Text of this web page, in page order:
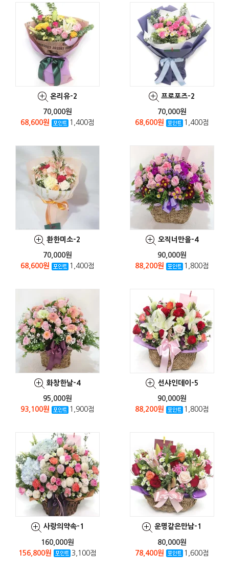
온리유-2
70,000원
68,600원
1,400점
프로포즈-2
70,000원
68,600원
1,400점
환한미소-2
70,000원
68,600원
1,400점
오직너만을-4
90,000원
88,200원
1,800점
화창한날-4
95,000원
93,100원
1,900점
선샤인데이-5
90,000원
88,200원
1,800점
사랑의약속-1
160,000원
156,800원
3,100점
운명같은만남-1
80,000원
78,400원
1,600점